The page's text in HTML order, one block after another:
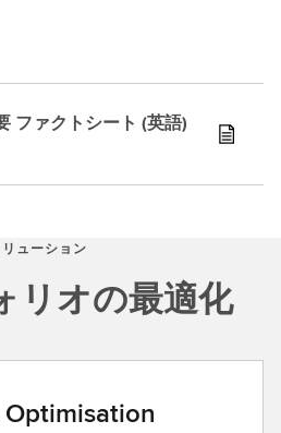
ファクトシート (英語)
ューション
リオの最適化